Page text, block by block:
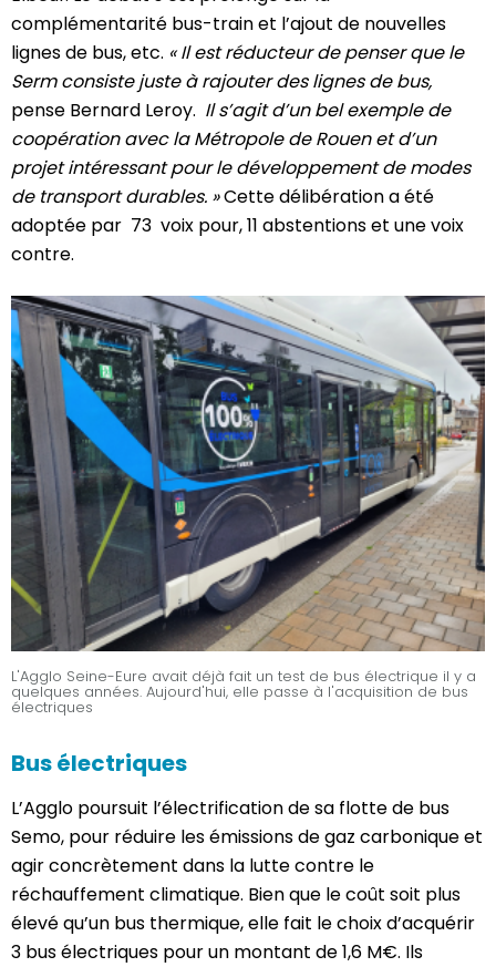
complémentarité bus-train et l’ajout de nouvelles
lignes de bus, etc. « Il est réducteur de penser que le
Serm consiste juste à rajouter des lignes de bus,
pense Bernard Leroy. Il s’agit d’un bel exemple de
coopération avec la Métropole de Rouen et d’un
projet intéressant pour le développement de modes
de transport durables. »Cette délibération a été
adoptée par 73 voix pour, 11 abstentions et une voix
contre.
L'Agglo Seine-Eure avait déjà fait un test de bus électrique il y a
quelques années. Aujourd'hui, elle passe à l'acquisition de bus
électriques
Bus électriques
L’Agglo poursuit l’électrification de sa flotte de bus
Semo, pour réduire les émissions de gaz carbonique et
agir concrètement dans la lutte contre le
réchauffement climatique. Bien que le coût soit plus
élevé qu’un bus thermique, elle fait le choix d’acquérir
3 bus électriques pour un montant de 1,6 M€. Ils